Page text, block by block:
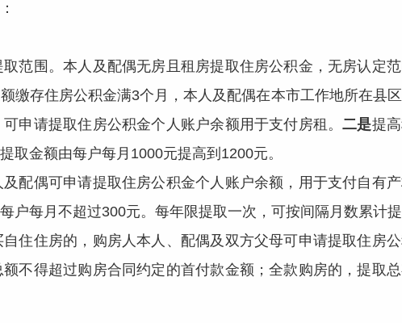
范围。本人及配偶无房且租房提取住房公积金，无房认定
缴存住房公积金满3个月，本人及配偶在本市工作地所在县
申请提取住房公积金个人账户余额用于支付房租。二是提
取金额由每户每月1000元提高到1200元。
偶可申请提取住房公积金个人账户余额，用于支付自有
每月不超过300元。每年限提取一次，可按间隔月数累计提
住房的，购房人本人、配偶及双方父母可申请提取住房
不得超过购房合同约定的首付款金额；全款购房的，提取